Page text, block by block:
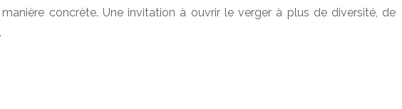
concrète. Une invitation à ouvrir le verger à plus de diversité, de